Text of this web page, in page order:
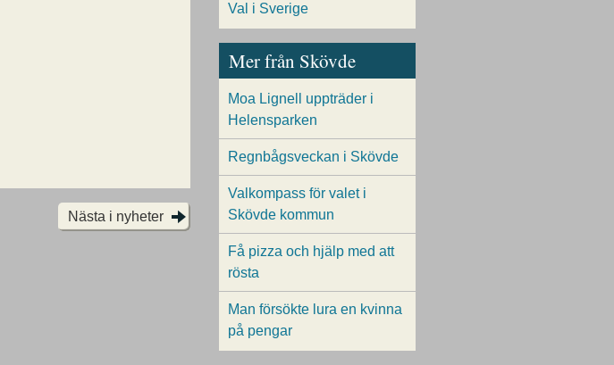
Nästa i nyheter
Val i Sverige
Mer från Skövde
Moa Lignell uppträder i
Helensparken
Regnbågsveckan i Skövde
Valkompass för valet i
Skövde kommun
Få pizza och hjälp med att
rösta
Man försökte lura en kvinna
på pengar